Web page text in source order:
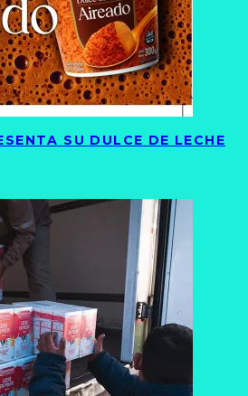
SU DULCE DE LECHE